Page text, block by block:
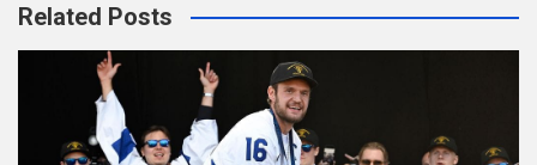
Related Posts